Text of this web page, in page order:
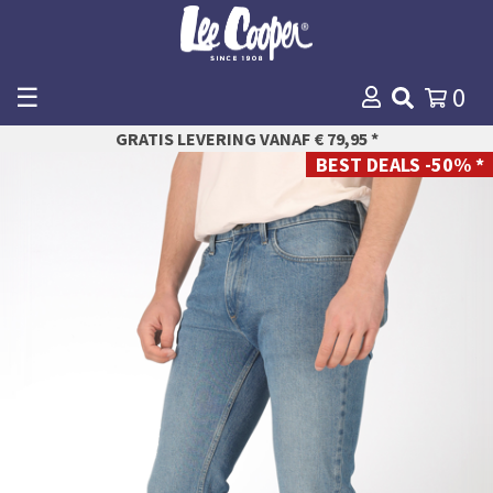
☰ 0
WINKELMANDJE
AFREKENEN
GRATIS LEVERING VANAF € 79,95 *
BEST DEALS -50% *